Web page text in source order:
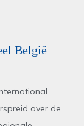
België
over de